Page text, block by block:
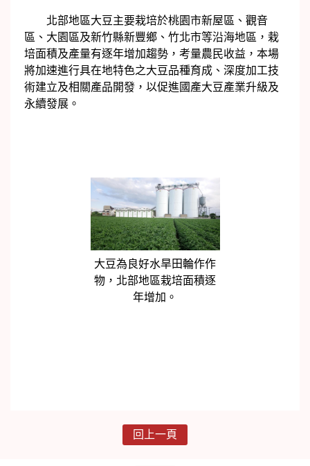
北部地區大豆主要栽培於桃園市新屋區、觀音
區、大園區及新竹縣新豐鄉、竹北市等沿海地區，栽
培面積及產量有逐年增加趨勢，考量農民收益，本場
將加速進行具在地特色之大豆品種育成、深度加工技
術建立及相關產品開發，以促進國產大豆產業升級及
永續發展。
大豆為良好水旱田輪作作
物，北部地區栽培面積逐
年增加。
回上一頁